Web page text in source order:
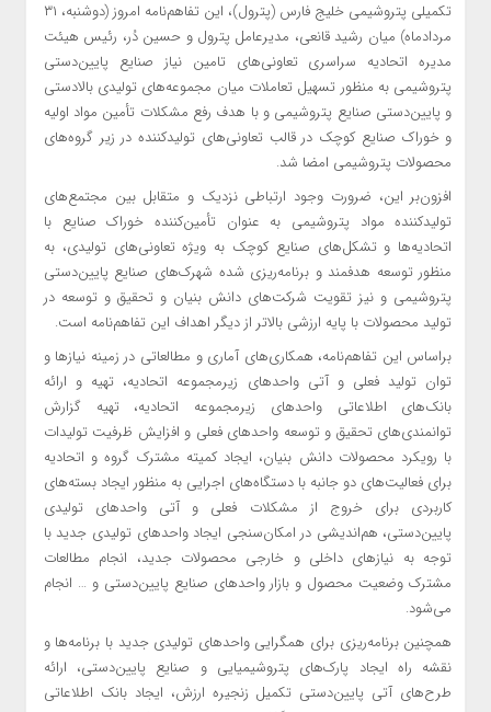
تکمیلی پتروشیمی خلیج فارس (پترول)، این تفاهم‌نامه امروز (دوشنبه، ۳۱
مردادماه) میان رشید قانعی، مدیرعامل پترول و حسین دُر، رئیس هیئت
مدیره اتحادیه سراسری تعاونی‌های تامین نیاز صنایع پایین‌دستی
پتروشیمی به منظور تسهیل تعاملات میان مجموعه‌های تولیدی بالادستی
و پایین‌دستی صنایع پتروشیمی و با هدف رفع مشکلات تأمین مواد اولیه
و خوراک صنایع کوچک در قالب تعاونی‌های تولیدکننده در زیر گروه‌های
محصولات پتروشیمی امضا شد.
افزون‌بر این، ضرورت وجود ارتباطی نزدیک و متقابل بین مجتمع‌های
تولیدکننده مواد پتروشیمی به عنوان تأمین‌کننده خوراک صنایع با
اتحادیه‌ها و تشکل‌های صنایع کوچک به ویژه تعاونی‌های تولیدی، به
منظور توسعه هدفمند و برنامه‌ریزی شده شهرک‌های صنایع پایین‌دستی
پتروشیمی و نیز تقویت شرکت‌های دانش بنیان و تحقیق و توسعه در
تولید محصولات با پایه ارزشی بالاتر از دیگر اهداف این تفاهم‌نامه است.
براساس این تفاهم‌نامه، همکاری‌های آماری و مطالعاتی در زمینه نیازها و
توان تولید فعلی و آتی واحدهای زیرمجموعه اتحادیه، تهیه و ارائه
بانک‌های اطلاعاتی واحدهای زیرمجموعه اتحادیه، تهیه گزارش
توانمندی‌های تحقیق و توسعه واحدهای فعلی و افزایش ظرفیت تولیدات
با رویکرد محصولات دانش بنیان، ایجاد کمیته مشترک گروه و اتحادیه
برای فعالیت‌های دو جانبه با دستگاه‌های اجرایی به منظور ایجاد بسته‌های
کاربردی برای خروج از مشکلات فعلی و آتی واحدهای تولیدی
پایین‌دستی، هم‌اندیشی در امکان‌سنجی ایجاد واحدهای تولیدی جدید با
توجه به نیازهای داخلی و خارجی محصولات جدید، انجام مطالعات
مشترک وضعیت محصول و بازار واحدهای صنایع پایین‌دستی و … انجام
می‌شود.
همچنین برنامه‌ریزی برای همگرایی واحدهای تولیدی جدید با برنامه‌ها و
نقشه راه ایجاد پارک‌های پتروشیمیایی و صنایع پایین‌دستی، ارائه
طرح‌های آتی پایین‌دستی تکمیل زنجیره ارزش، ایجاد بانک اطلاعاتی